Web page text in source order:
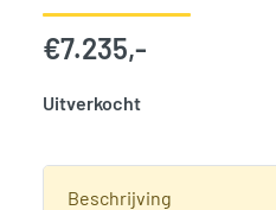
€7.235,-
Uitverkocht
Beschrijving